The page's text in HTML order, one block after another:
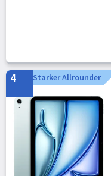
4 Starker Allrounder